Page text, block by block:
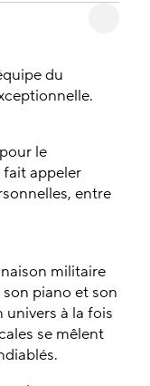
du
le
fait appeler
entre
militaire
piano et son
à la fois
se mêlent